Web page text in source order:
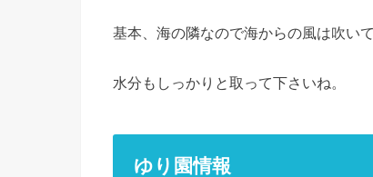
基本、海の隣なので海からの風は吹い
水分もしっかりと取って下さいね。
ゆり園情報